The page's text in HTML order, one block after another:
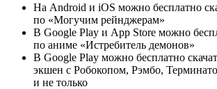
На Android и iOS можно бесплатно
по «Могучим рейнджерам»
В Google Play и App Store можно
по аниме «Истребитель демонов»
В Google Play можно бесплатно
экшен с Робокопом, Рэмбо,
и не только